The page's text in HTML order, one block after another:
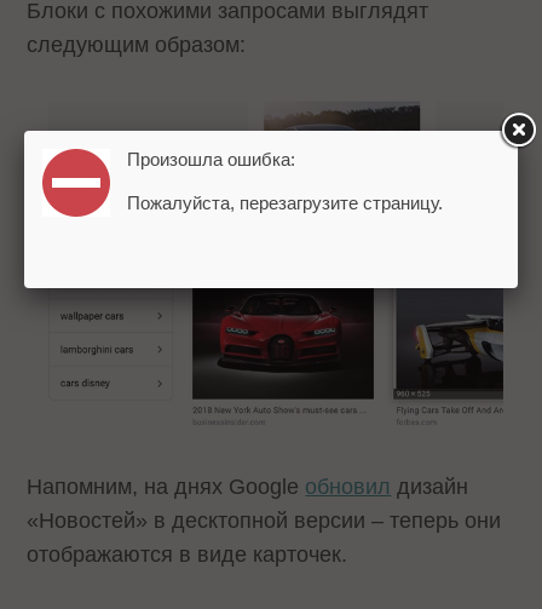
Блоки с похожими запросами выглядят
следующим образом:
Напомним, на днях Google обновил дизайн
«Новостей» в десктопной версии – теперь они
отображаются в виде карточек.
Произошла ошибка:
Пожалуйста, перезагрузите страницу.